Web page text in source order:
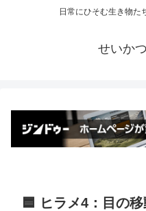
日常にひそむ生き物た
せいか
🟦 ヒラメ4：目の